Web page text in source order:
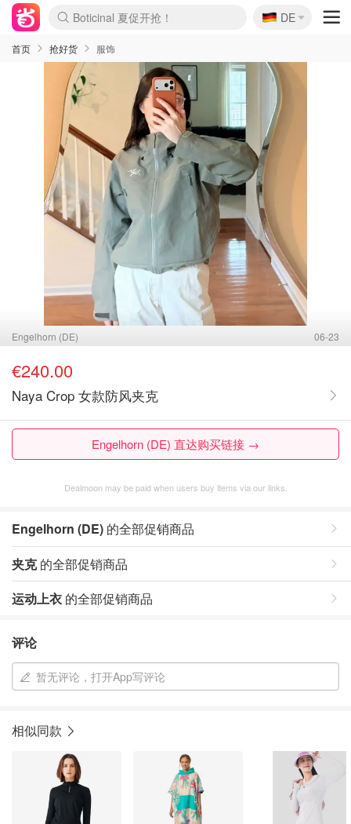
Boticinal 夏促开抢！
4折！lulu周四疯狂上新
还没结束！&OtherStories大促
Joybuy变相75折 随时失效
速领！Stanley独家85折
疑似霸哥！Camper额外叠85折
Zalando 奥莱闪促！每日更新
Moncler反季囤！5折起+叠9折
Coach Brooklyn仅€192
🇩🇪
DE
首页 抢好货 服饰
Engelhorn (DE) 06-23
€240.00
Naya Crop 女款防风夹克
Engelhorn (DE) 直达购买链接 →
Dealmoon may be paid when users buy items via our links.
Engelhorn (DE) 的全部促销商品
夹克的全部促销商品
运动上衣 的全部促销商品
评论
暂无评论，打开App写评论
相似同款